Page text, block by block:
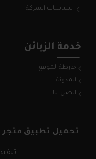
سياسات الشركة
خدمة الزبائن
خارطة الموقع
المدونة
اتصل بنا
تحميل تطبيق متجر